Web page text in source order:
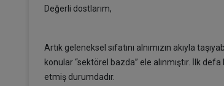
Değerli dostlarım,
Artık geleneksel sıfatını alnımızın akıyla
konular “sektörel bazda” ele alınmıştır. İlk
etmiş durumdadır.